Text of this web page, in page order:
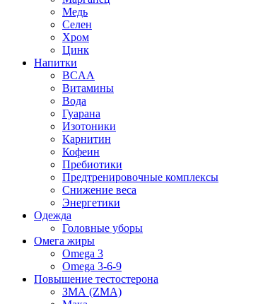
Медь
Селен
Хром
Цинк
Напитки
BCAA
Витамины
Вода
Гуарана
Изотоники
Карнитин
Кофеин
Пребиотики
Предтренировочные комплексы
Снижение веса
Энергетики
Одежда
Головные уборы
Омега жиры
Omega 3
Omega 3-6-9
Повышение тестостерона
ЗМА (ZMA)